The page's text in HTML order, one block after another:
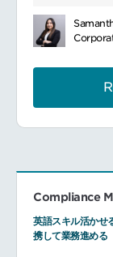
Compliance
英語スキル活かせ
携して業務進める